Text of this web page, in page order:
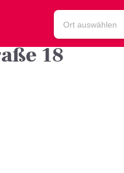
Ort auswählen
18